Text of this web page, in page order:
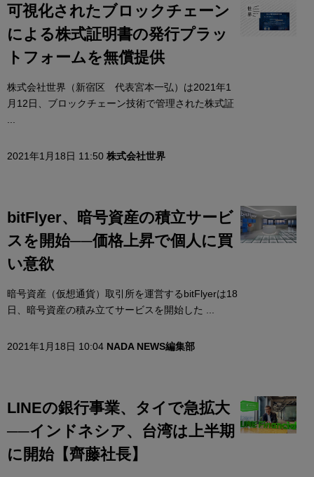
可視化されたブロックチェーン
による株式証明書の発行プラッ
トフォームを無償提供
株式会社世界（新宿区 代表宮本一弘）は2021年1
月12日、ブロックチェーン技術で管理された株式証
2021年1月18日 11:50 株式会社世界
bitFlyer、暗号資産の積立サービ
スを開始──価格上昇で個人に買
い意欲
暗号資産（仮想通貨）取引所を運営するbitFlyerは18
日、暗号資産の積み立てサービスを開始した ...
2021年1月18日 10:04 NADA NEWS編集部
LINEの銀行事業、タイで急拡大
──インドネシア、台湾は上半期
に開始【齊藤社長】